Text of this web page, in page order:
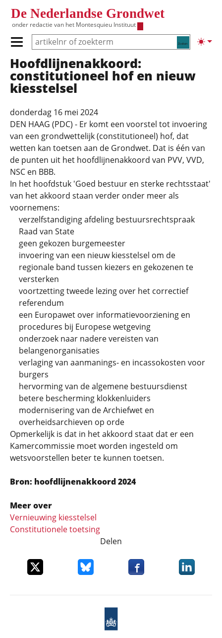
De Nederlandse Grondwet
onder redactie van het Montesquieu Instituut
Zoeken
Primair menu tonen/verbergen
Hoofdnavigatie
Hoofdlijnenakkoord:
constitutioneel hof en nieuw
kiesstelsel
donderdag 16 mei 2024
DEN HAAG (PDC) - Er komt een voorstel tot invoering
van een grondwettelijk (constitutioneel) hof, dat
wetten kan toetsen aan de Grondwet. Dat is één van
de punten uit het hoofdlijnenakkoord van PVV, VVD,
NSC en BBB.
In het hoofdstuk 'Goed bestuur en sterke rechtsstaat'
van het akkoord staan verder onder meer als
voornemens:
verzelfstandiging afdeling bestuursrechtspraak
Raad van State
geen gekozen burgemeester
invoering van een nieuw kiesstelsel om de
regionale band tussen kiezers en gekozenen te
versterken
voortzetting tweede lezing over het correctief
referendum
een Europawet over informatievoorziening en
procedures bij Europese wetgeving
onderzoek naar nadere vereisten van
belangenorganisaties
verlaging van aanmanings- en incassokosten voor
burgers
hervorming van de algemene bestuursdienst
betere bescherming klokkenluiders
modernisering van de Archiefwet en
overheidsarchieven op orde
Opmerkelijk is dat in het akkoord staat dat er een
Kamercommissie moet worden ingesteld om
wetsvoorstellen beter te kunnen toetsen.
Bron: hoofdlijnenakkoord 2024
Meer over
Vernieuwing kiesstelsel
Constitutionele toetsing
Delen
Deel dit item op XDeel dit item op Bluesky
Deel dit item opDeel dit